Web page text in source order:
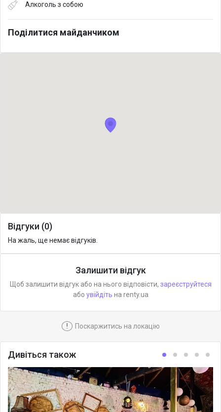
Алкоголь з собою
Поділитися майданчиком
Відгуки (0)
На жаль, ще немає відгуків.
Залишити відгук
Щоб залишити відгук або на нього відповісти, зареєструйтеся
або увійдіть на renty.ua
! Поскаржитись на локацію
Дивіться також